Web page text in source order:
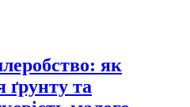
як
ґрунту та